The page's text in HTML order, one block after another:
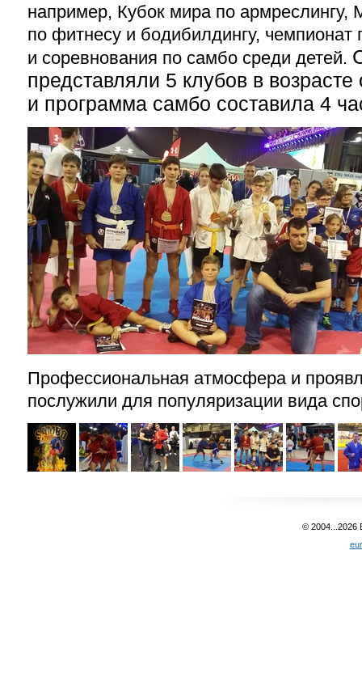
например, Кубок мира по армреслингу,
по фитнесу и бодибилдингу,
и соревнования по самбо среди детей.
представляли 5 клубов в возрасте
и программа самбо составила 4
Профессиональная атмосфера и
послужили для популяризации вида
© 2004...2026